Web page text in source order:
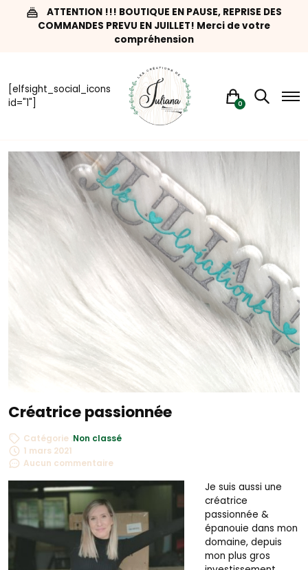
ATTENTION !!! BOUTIQUE EN PAUSE, REPRISE DES
COMMANDES PREVU EN JUILLET! Merci de votre
compréhension
[elfsight_social_icons
id="1"]
0
Créatrice passionnée
Catégorie :Non classé
1 mars 2021
Aucun commentaire
Je suis aussi une
créatrice
passionnée &
épanouie dans mon
domaine, depuis
mon plus gros